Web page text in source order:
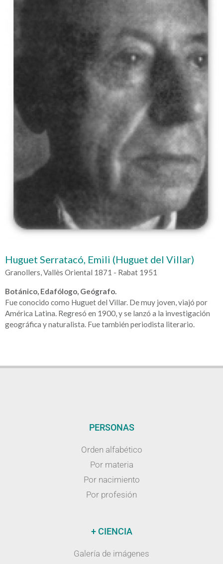
Huguet Serratacó, Emili (Huguet del Villar)
Granollers, Vallès Oriental 1871 - Rabat 1951
Botánico, Edafólogo, Geógrafo.
Fue conocido como Huguet del Villar. De muy joven, viajó por
América Latina. Regresó en 1900, y se lanzó a la investigación
geográfica y naturalista. Fue también periodista literario.
PERSONAS
Orden alfabético
Por materia
Por nacimiento
Por profesión
+ CIENCIA
Galería de imágenes